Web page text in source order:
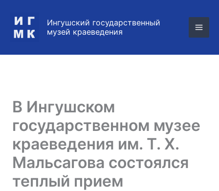
содержимому
Ингушский государственный
музей краеведения
В Ингушском
государственном музее
краеведения им. Т. Х.
Мальсагова состоялся
теплый прием